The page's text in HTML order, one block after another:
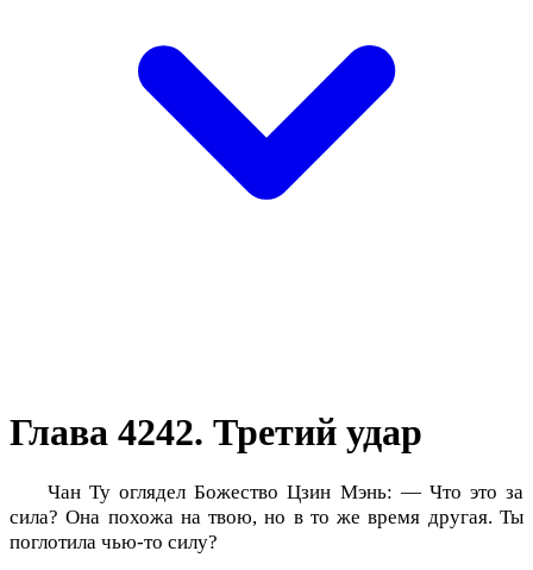
Глава 4242. Третий удар
Чан Ту оглядел Божество Цзин Мэнь: — Что это за
сила? Она похожа на твою, но в то же время другая. Ты
поглотила чью-то силу?